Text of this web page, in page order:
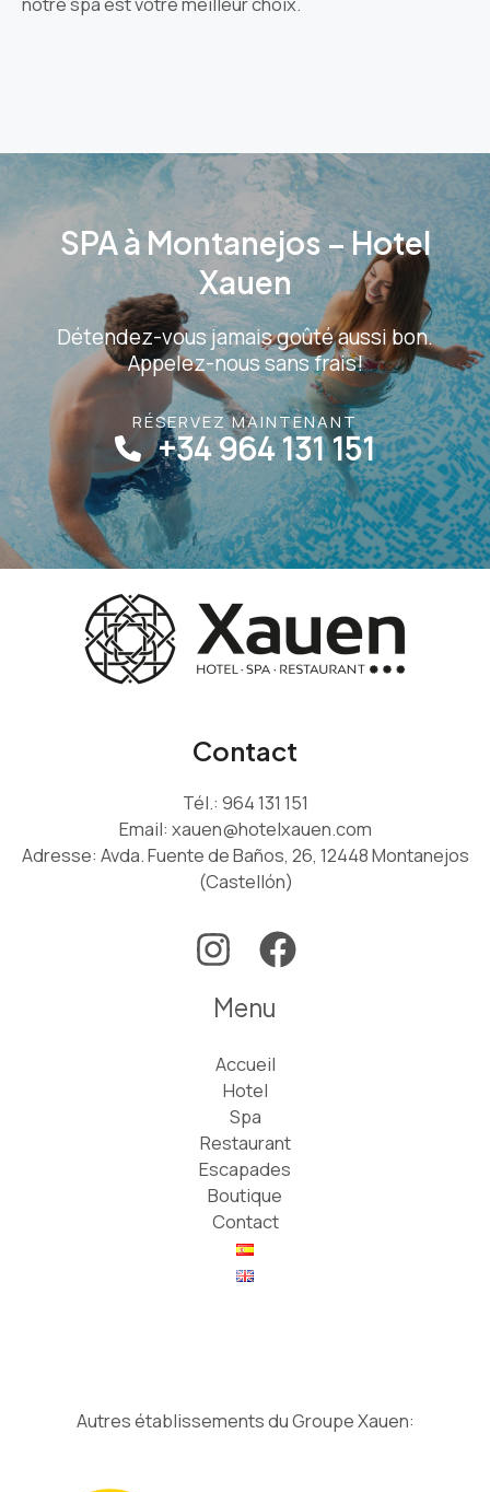
notre spa est votre meilleur choix.
SPA à Montanejos – Hotel
Xauen
Détendez-vous jamais goûté aussi bon.
Appelez-nous sans frais!
RÉSERVEZ MAINTENANT
+34 964 131 151
Contact
Tél.: 964 131 151
Email: xauen@hotelxauen.com
Adresse: Avda. Fuente de Baños, 26, 12448 Montanejos
(Castellón)
Menu
Accueil
Hotel
Spa
Restaurant
Escapades
Boutique
Contact
Autres établissements du Groupe Xauen: